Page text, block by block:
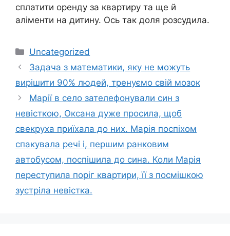
сплатити оренду за квартиру та ще й
аліменти на дитину. Ось так доля розсудила.
Категорії
Uncategorized
Задача з математики, яку не можуть
вирішити 90% людей, тренуємо свій мозок
Марії в село зателефонували син з
невісткою, Оксана дуже просила, щоб
свекруха приїхала до них. Марія поспіхом
спакувала речі і, першим ранковим
автобусом, поспішила до сина. Коли Марія
переступила поріг квартири, її з посмішкою
зустріла невістка.